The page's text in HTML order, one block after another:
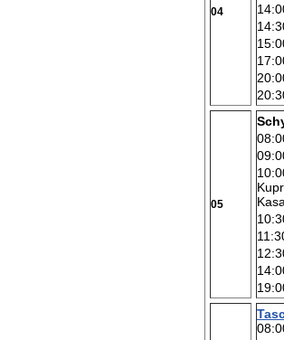
04
05